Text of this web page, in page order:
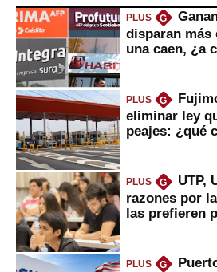
PLUS G
disparan más
una caen, ¿a
PLUS G
eliminar ley
peajes: ¿qué
PLUS G
UTP,
razones por
las prefieren
PLUS G